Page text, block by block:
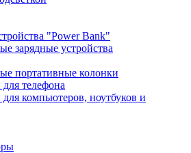
"Power Bank"
зарядные устройства
портативные колонки
телефона
компьютеров, ноутбуков и